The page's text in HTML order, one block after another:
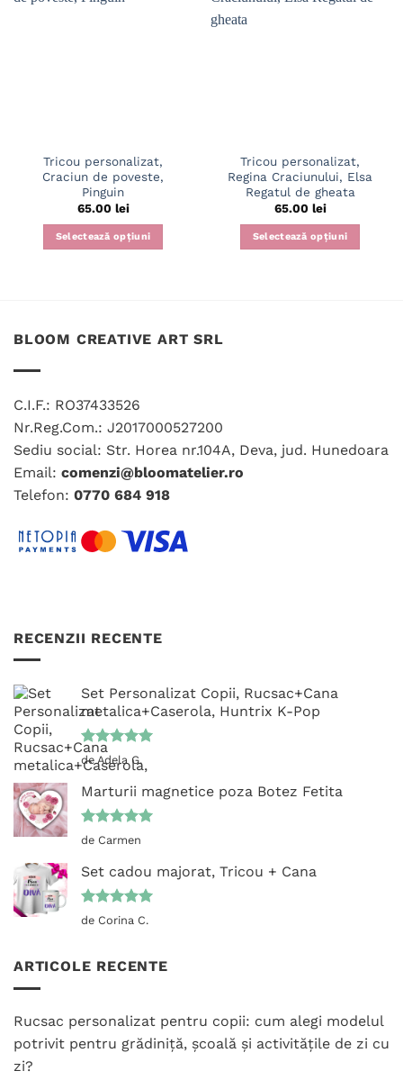
Tricou personalizat,
Craciun de poveste,
Pinguin
65.00 lei
Selectează opțiuni
multe
fi
alese
în
pagina
produsului.
Tricou personalizat,
Regina Craciunului, Elsa
Regatul de gheata
65.00 lei
Selectează opțiuni
în
BLOOM CREATIVE ART SRL
C.I.F.: RO37433526
Nr.Reg.Com.: J2017000527200
Sediu social: Str. Horea nr.104A, Deva, jud. Hunedoara
Email: comenzi@bloomatelier.ro
Telefon: 0770 684 918
RECENZII RECENTE
Set Personalizat Copii, Rucsac+Cana
metalica+Caserola, Huntrix K-Pop
Evaluat la
5din 5
de Adela G.
Marturii magnetice poza Botez Fetita
Evaluat la
de Carmen
Set cadou majorat, Tricou + Cana
Evaluat la
de Corina C.
ARTICOLE RECENTE
Rucsac personalizat pentru copii: cum alegi modelul
potrivit pentru grădiniță, școală și activitățile de zi cu
zi?